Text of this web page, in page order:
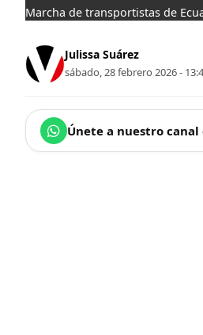
Marcha de transportistas de
Julissa Suárez
sábado, 28 febrero 2026 -
Únete a nuestro canal